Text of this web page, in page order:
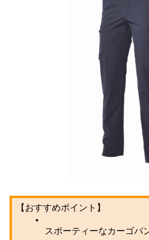
【おすすめポイント】
スポーティーなカーゴパ